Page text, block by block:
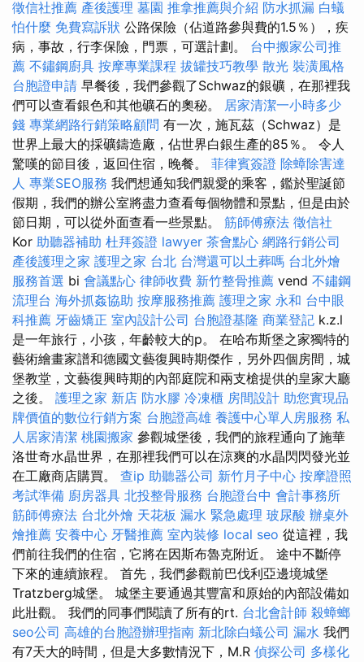
徵信社推薦 產後護理 墓園 推拿推薦與介紹 防水抓漏 白蟻
怕什麼 免費寫訴狀 公路保險（佔道路參與費的1.5％），疾
病，事故，行李保險，門票，可選計劃。 台中搬家公司推
薦 不鏽鋼廚具 按摩專業課程 拔罐技巧教學 散光 裝潢風格
台胞證申請 早餐後，我們參觀了Schwaz的銀礦，在那裡我
們可以查看銀色和其他礦石的奧秘。 居家清潔一小時多少
錢 專業網路行銷策略顧問 有一次，施瓦茲（Schwaz）是
世界上最大的採礦鑄造廠，佔世界白銀生產的85％。 令人
驚嘆的節目後，返回住宿，晚餐。 菲律賓簽證 除蟑除害達
人 專業SEO服務 我們想通知我們親愛的乘客，鑑於聖誕節
假期，我們的辦公室將盡力查看每個物體和景點，但是由於
節日期，可以從外面查看一些景點。 筋師傅療法 徵信社
Kor 助聽器補助 杜拜簽證 lawyer 茶會點心 網路行銷公司
產後護理之家 護理之家 台北 台灣還可以土葬嗎 台北外燴
服務首選 bi 會議點心 律師收費 新竹整骨推薦 vend 不鏽鋼
流理台 海外抓姦協助 按摩服務推薦 護理之家 永和 台中眼
科推薦 牙齒矯正 室內設計公司 台胞證基隆 商業登記 k.z.l
是一年旅行，小孩，年齡較大的p。 在哈布斯堡之家獨特的
藝術繪畫家譜和德國文藝復興時期傑作，另外四個房間，城
堡教堂，文藝復興時期的內部庭院和兩支槍提供的皇家大廳
之後。 護理之家 新店 防水膠 冷凍櫃 房間設計 助您實現品
牌價值的數位行銷方案 台胞證高雄 養護中心單人房服務 私
人居家清潔 桃園搬家 參觀城堡後，我們的旅程通向了施華
洛世奇水晶世界，在那裡我們可以在涼爽的水晶閃閃發光並
在工廠商店購買。 查ip 助聽器公司 新竹月子中心 按摩證照
考試準備 廚房器具 北投整骨服務 台胞證台中 會計事務所
筋師傅療法 台北外燴 天花板 漏水 緊急處理 玻尿酸 辦桌外
燴推薦 安養中心 牙醫推薦 室內裝修 local seo 從這裡，我
們前往我們的住宿，它將在因斯布魯克附近。 途中不斷停
下來的連續旅程。 首先，我們參觀前巴伐利亞邊境城堡
Tratzberg城堡。 城堡主要通過其豐富和原始的內部設備如
此壯觀。 我們的同事們閱讀了所有的rt. 台北會計師 殺蟑螂
seo公司 高雄的台胞證辦理指南 新北除白蟻公司 漏水 我們
有7天大的時間，但是大多數情況下，M.R 偵探公司 多樣化